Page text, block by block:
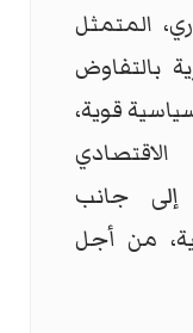
المتمثل
بالتفاوض
قوية،
إلى جانب
من أجل